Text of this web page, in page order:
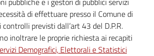
di effettuare presso il Comune di
previsti dall’art 43 del D.P.R.
inoltrare le proprie richiesta ai recapiti
Demografici, Elettorali e Statistici